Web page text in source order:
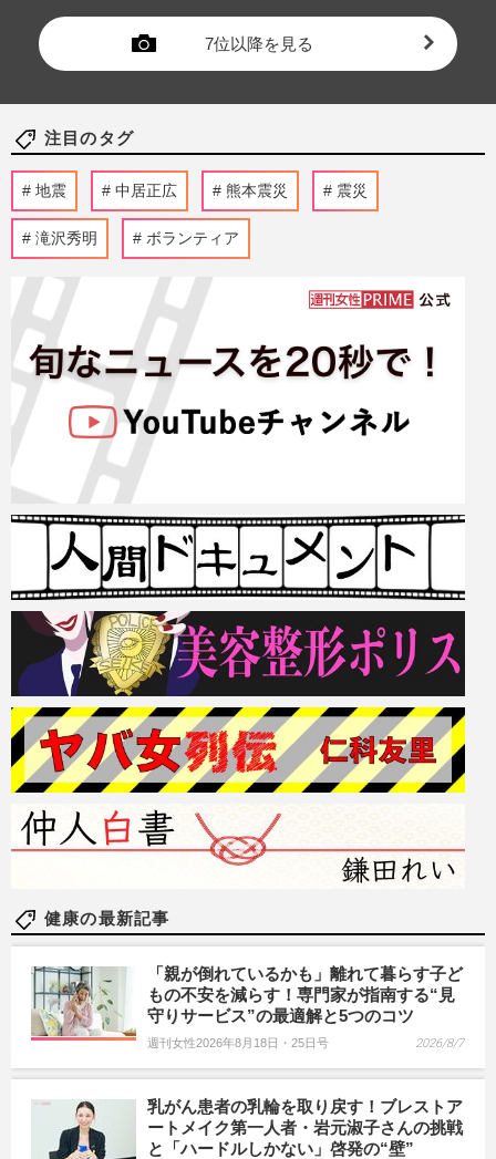
7位以降を見る
注目のタグ
地震 中居正広 熊本震災 震災
滝沢秀明 ボランティア
健康の最新記事
「親が倒れているかも」離れて暮らす子ど
もの不安を減らす！専門家が指南する“見
守りサービス”の最適解と5つのコツ
週刊女性2026年8月18日・25日号 2026/8/7
乳がん患者の乳輪を取り戻す！ブレストア
ートメイク第一人者・岩元淑子さんの挑戦
と「ハードルしかない」啓発の“壁”